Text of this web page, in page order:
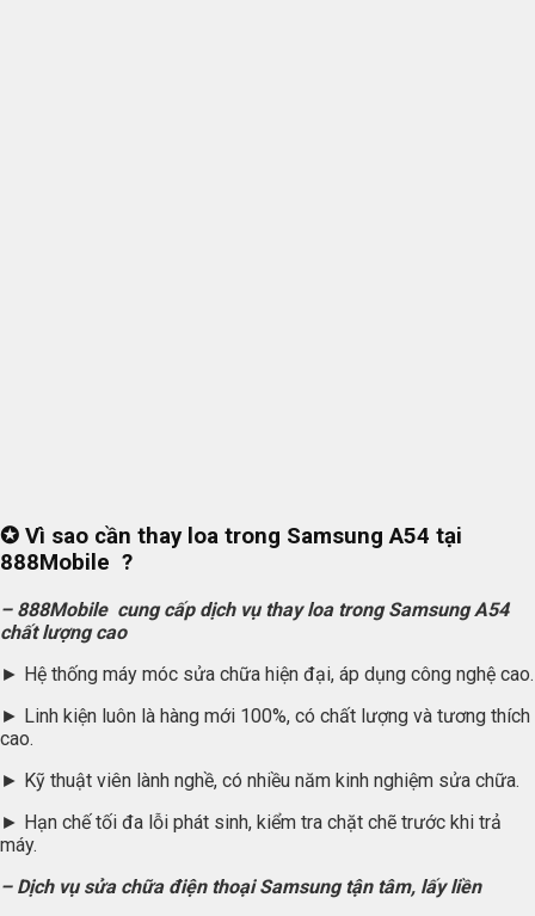
✪ Vì sao cần thay loa trong Samsung A54 tại
888Mobile ?
– 888Mobile cung cấp dịch vụ thay loa trong Samsung A54
chất lượng cao
► Hệ thống máy móc sửa chữa hiện đại, áp dụng công nghệ cao.
► Linh kiện luôn là hàng mới 100%, có chất lượng và tương thích
cao.
► Kỹ thuật viên lành nghề, có nhiều năm kinh nghiệm sửa chữa.
► Hạn chế tối đa lỗi phát sinh, kiểm tra chặt chẽ trước khi trả
máy.
– Dịch vụ sửa chữa điện thoại Samsung tận tâm, lấy liền